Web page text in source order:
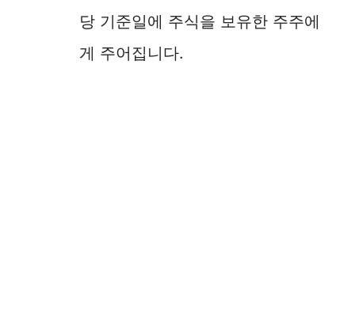
d
당 기준일에 주식을 보유한 주주에
게 주어집니다.